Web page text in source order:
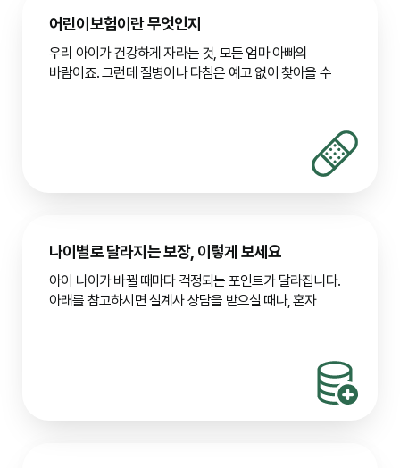
어린이보험이란 무엇인지
우리 아이가 건강하게 자라는 것, 모든 엄마 아빠의
바람이죠. 그런데 질병이나 다침은 예고 없이 찾아올 수
치료를 받게 돕고, 부모님 마음이라도 조금 편하게 해 주는
준비물이라고 보시면 됩니다. 영유아 때는 면역이 약해
병원을 자주 가게 되고, 뛰어노는 시기에는 작은 사고도
잦아지니까요.
생각하면, 질병·상해에 대비한 보장 구조를 미리 읽어
예시를 같은 눈높이로 펼쳐 보시면, 우리 아이에게 맞는지
판단하는 데 도움이 됩니다.
상품마다 기본·특약 비중과 지급 요건이
특약
비슷해도 한도·면책은 제각각일 수 있어요.
나이별로 달라지는 보장, 이렇게 보세요
아이 나이가 바뀔 때마다 걱정되는 포인트가 달라집니다.
아래를 참고하시면 설계사 상담을 받으실 때나, 혼자
높습니다. 선천성 질환, 저체중아 관련 보장도 중요합니다.
입원일당, 통원치료비, 신생아 및 선천이상 수술비 특약
등을 중심으로 구성하며, 태아보험으로 미리 대비할 수